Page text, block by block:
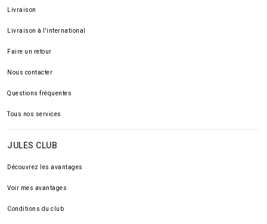
Livraison
Livraison à l'international
Faire un retour
Nous contacter
Questions fréquentes
Tous nos services
JULES CLUB
Découvrez les avantages
Voir mes avantages
Conditions du club